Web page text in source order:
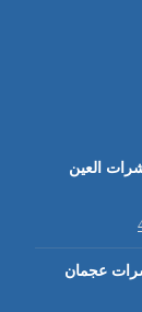
العين
عجمان